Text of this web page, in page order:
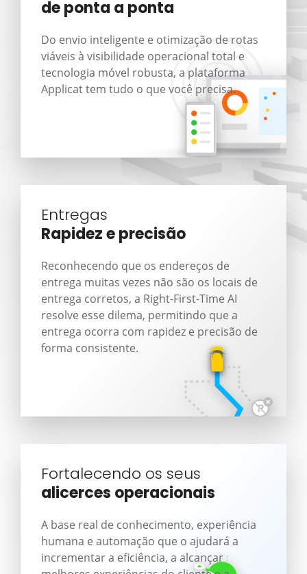
de ponta a ponta
Do envio inteligente e otimização de rotas
viáveis à visibilidade operacional total e
tecnologia móvel robusta, a plataforma
Applicat tem tudo o que você precisa.
Entregas
Rapidez e precisão
Reconhecendo que os endereços de
entrega muitas vezes não são os locais de
entrega corretos, a Right-First-Time AI
resolve esse dilema, permitindo que a
entrega ocorra com rapidez e precisão de
forma consistente.
Fortalecendo os seus
alicerces operacionais
A base real de conhecimento, experiência
humana e automação que o ajudará a
incrementar a eficiência, a alcançar